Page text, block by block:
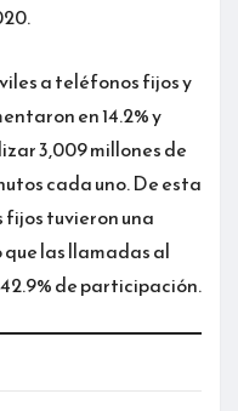
a teléfonos fijos y
en 14.2% y
3,009 millones de
cada uno. De esta
tuvieron una
las llamadas al
de participación.